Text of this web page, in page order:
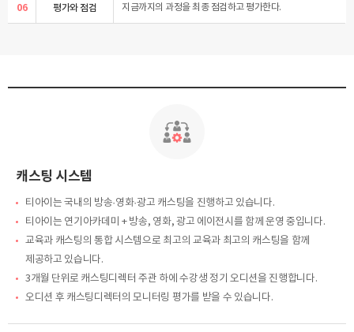
06 평가와 점검 지금까지의 과정을 최종 점검하고 평가한다.
캐스팅 시스템
티아이는 국내의 방송·영화·광고 캐스팅을 진행하고 있습니다.
티아이는 연기아카데미 + 방송, 영화, 광고 에이전시를 함께 운영 중입니다.
교육과 캐스팅의 통합 시스템으로 최고의 교육과 최고의 캐스팅을 함께
제공하고 있습니다.
3개월 단위로 캐스팅디렉터 주관 하에 수강생 정기 오디션을 진행합니다.
오디션 후 캐스팅디렉터의 모니터링 평가를 받을 수 있습니다.